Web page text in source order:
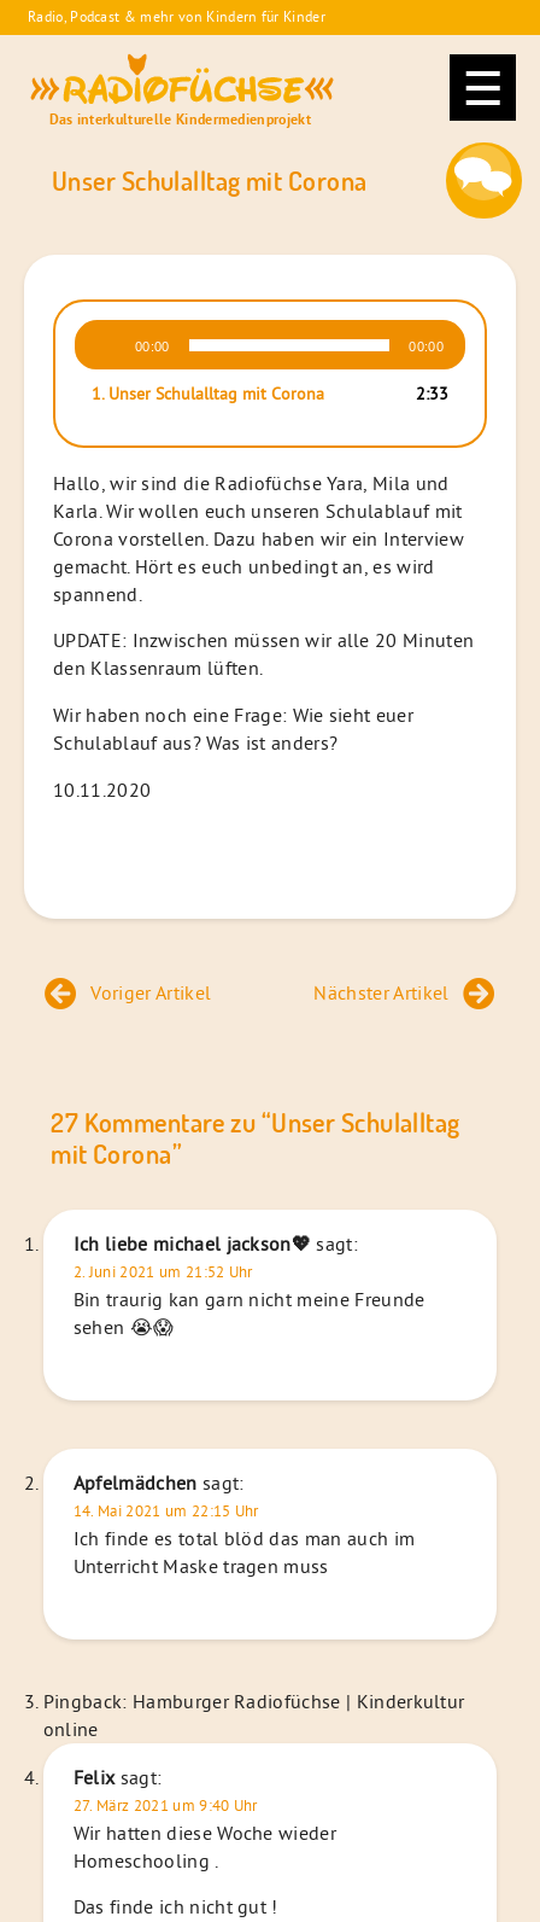
Skip
to
Radio, Podcast & mehr von Kindern für Kinder
Radiofüchse
Das interkulturelle Kindermedienprojekt
Unser Schulalltag mit Corona
Audio-
Player
00:00 00:00
1. Unser Schulalltag mit Corona 2:33
Hallo, wir sind die Radiofüchse Yara, Mila und
Karla. Wir wollen euch unseren Schulablauf mit
Corona vorstellen. Dazu haben wir ein Interview
gemacht. Hört es euch unbedingt an, es wird
spannend.
UPDATE: Inzwischen müssen wir alle 20 Minuten
den Klassenraum lüften.
Wir haben noch eine Frage: Wie sieht euer
Schulablauf aus? Was ist anders?
10.11.2020
Beitragsnavigation
Voriger Artikel Nächster Artikel
27 Kommentare zu “Unser Schulalltag
mit Corona”
Ich liebe michael jackson💖 sagt:
2. Juni 2021 um 21:52 Uhr
Bin traurig kan garn nicht meine Freunde
sehen 😭😱
Apfelmädchen sagt:
14. Mai 2021 um 22:15 Uhr
Ich finde es total blöd das man auch im
Unterricht Maske tragen muss
Pingback: Hamburger Radiofüchse | Kinderkultur
online
Felix sagt:
27. März 2021 um 9:40 Uhr
Wir hatten diese Woche wieder
Homeschooling .
Das finde ich nicht gut !